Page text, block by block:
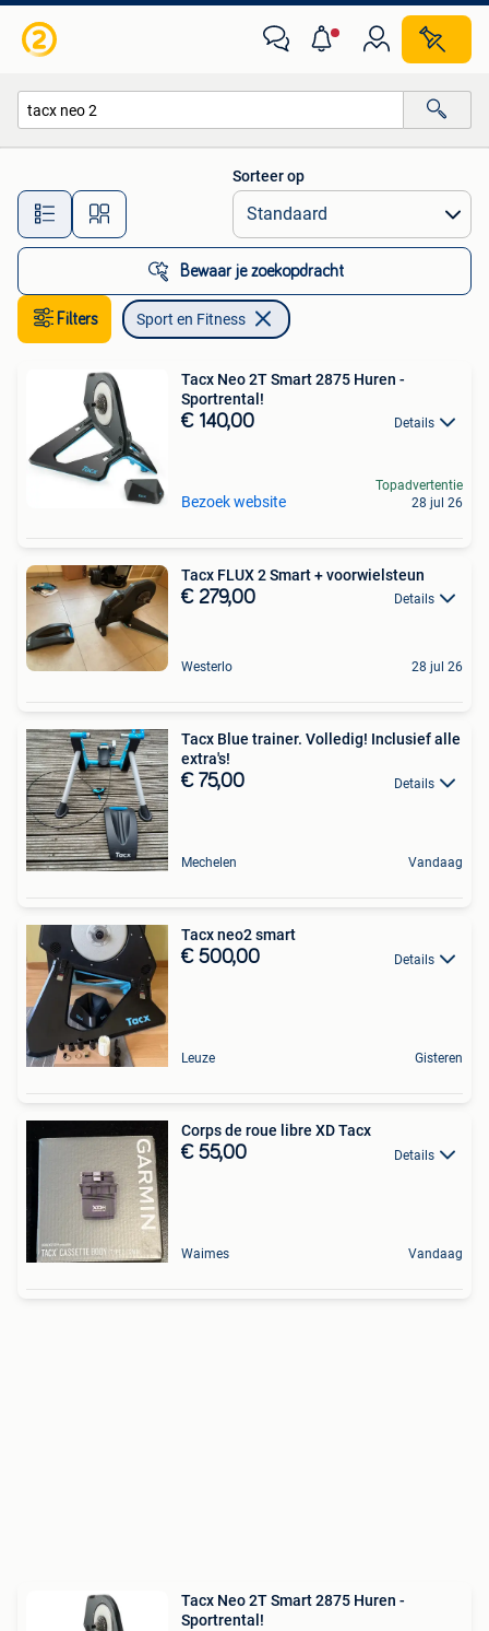
Alle afstanden…
Sorteer op
Bewaar je zoekopdracht
Filters Sport en Fitness
Tacx Neo 2T Smart 2875 Huren -
Sportrental!
€ 140,00 Details
Bezoek website
Topadvertentie
28 jul 26
Tacx FLUX 2 Smart + voorwielsteun
€ 279,00 Details
Westerlo 28 jul 26
Tacx Blue trainer. Volledig! Inclusief alle
extra's!
€ 75,00 Details
Mechelen Vandaag
Tacx neo2 smart
€ 500,00 Details
Leuze Gisteren
Corps de roue libre XD Tacx
€ 55,00 Details
Waimes Vandaag
Tacx Neo 2T Smart 2875 Huren -
Sportrental!